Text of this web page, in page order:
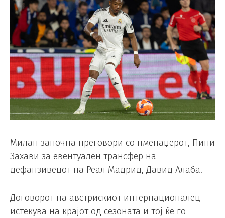
Милан започна преговори со пменаџерот, Пини
Захави за евентуален трансфер на
дефанзивецот на Реал Мадрид, Давид Алаба.
Договорот на австрискиот интернационалец
истекува на крајот од сезоната и тој ќе го